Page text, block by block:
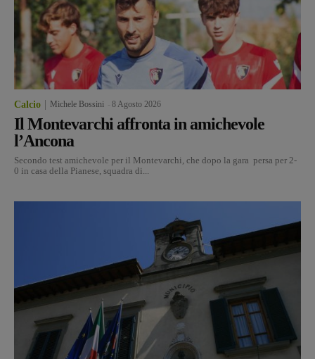
Calcio Michele Bossini 8 Agosto 2026
Il Montevarchi affronta in amichevole
l’Ancona
Secondo test amichevole per il Montevarchi, che dopo la gara persa per 2-
0 in casa della Pianese, squadra di...